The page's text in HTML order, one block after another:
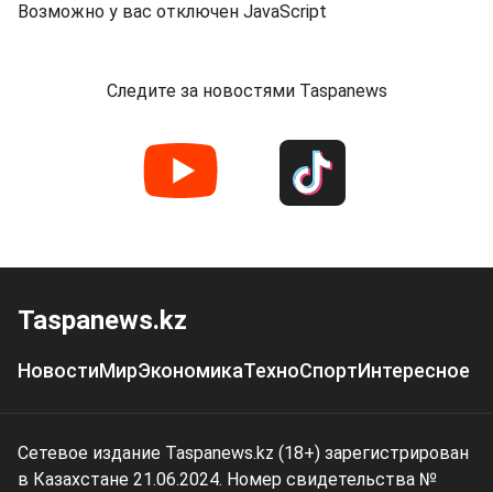
Возможно у вас отключен JavaScript
Следите за новостями Taspanews
Taspanews.kz
НовостиМирЭкономикаТехноСпортИнтересное
Сетевое издание Taspanews.kz (18+) зарегистрирован
в Казахстане 21.06.2024. Номер свидетельства №